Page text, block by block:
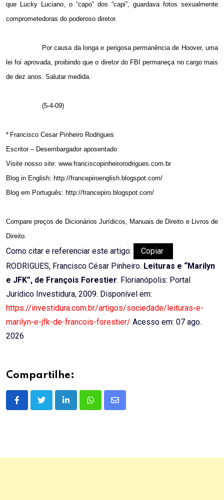
que Lucky Luciano, o “capo” dos “capi”, guardava fotos sexualmente
comprometedoras do poderoso diretor.
Por causa da longa e perigosa permanência de Hoover, uma
lei foi aprovada, proibindo que o diretor do FBI permaneça no cargo mais
de dez anos. Salutar medida.
(5-4-09)
* Francisco Cesar Pinheiro Rodrigues
Escritor – Desembargador aposentado
Visite nosso site: www.franciscopinheirorodrigues.com.br
Blog in English: http://francepiroenglish.blogspot.com/
Blog em Português: http://francepiro.blogspot.com/
Compare preços de Dicionários Jurídicos, Manuais de Direito e Livros de
Direito.
Como citar e referenciar este artigo:
Copiar
RODRIGUES, Francisco César Pinheiro. Leituras e “Marilyn
e JFK”, de François Forestier. Florianópolis: Portal
Jurídico Investidura, 2009. Disponível em:
https://investidura.com.br/artigos/sociedade/leituras-e-
marilyn-e-jfk-de-francois-forestier/ Acesso em: 07 ago.
2026
Compartilhe:
LinkedInWhatsappShare